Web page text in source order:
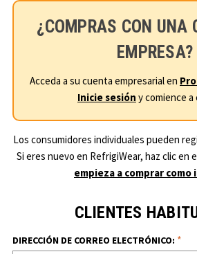
¿COMPRAS CON UNA
EMPRESA?
Acceda a su cuenta empresarial en
Inicie sesión y comience a
Los consumidores individuales pueden
Si eres nuevo en RefrigiWear, haz clic en
empieza a comprar
CLIENTES
DIRECCIÓN DE CORREO ELECTRÓNICO: *